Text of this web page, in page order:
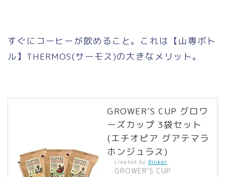
すぐにコーヒーが飲めること。これは【山専ボト
ル】THERMOS(サーモス)の大きなメリット。
GROWER’S CUP グロワ
ーズカップ 3袋セット
(エチオピア グアテマラ
ホンジュラス)
created by Rinker
GROWER'S CUP